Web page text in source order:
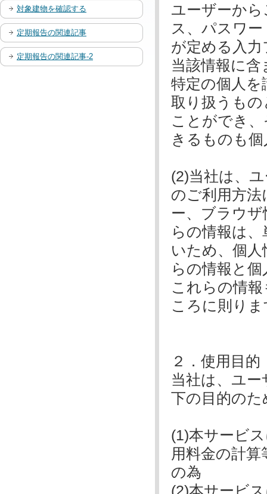
ユーザーか
ス、パスワ
が定める入
当該情報に
特定の個人
取り扱うも
ことができ
きるものも
(2)当社は、
のご利用方
ー、ブラウ
らの情報は
いため、個
らの情報と
これらの情
ころに則り
２．使用目的
当社は、ユ
下の目的の
(1)本サービ
用料金の計
の為
(2)本サービ
対象建物を確認する
定期報告の関連記事
定期報告の関連記事-2